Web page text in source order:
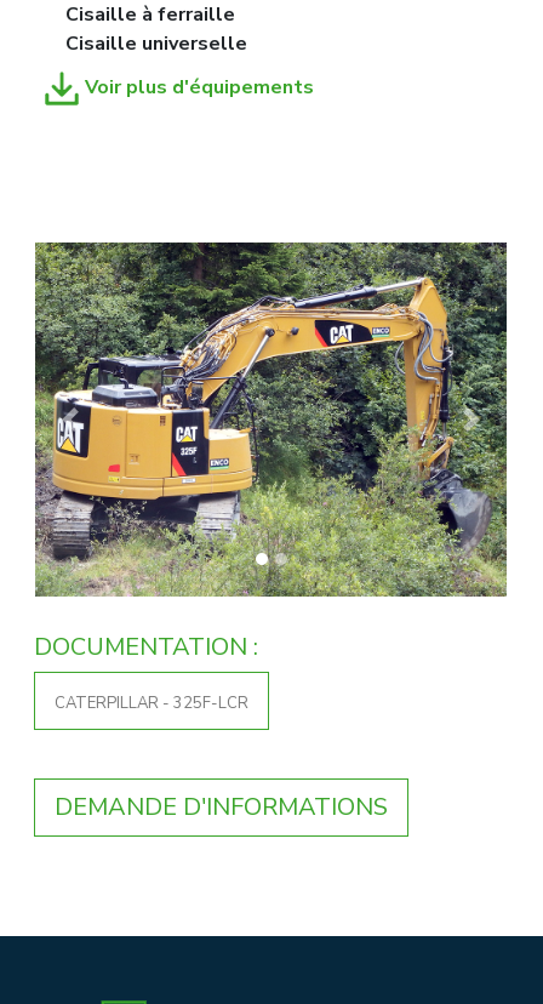
Cisaille à ferraille
Cisaille universelle
Voir plus d'équipements
Previous Next
DOCUMENTATION :
CATERPILLAR - 325F-LCR
DEMANDE D'INFORMATIONS